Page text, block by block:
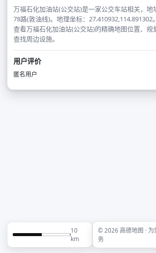
万福石化加油站(公交站)是一家公交车站相关，地
78路(敦油线)。地理坐标：
查看万福石化加油站(公交站)的精确地图位置、规
查找周边设施。
用户评价
匿名用户
10
km
© 2026 高德地图 ·
务